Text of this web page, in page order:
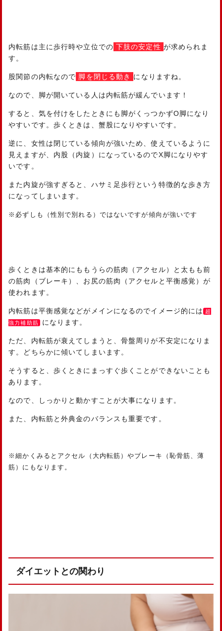
内転筋は主に歩行時や立位での 下肢の安定性 が求められま
す。
股関節の内転なので 脚を閉じる動き になりますね。
なので、脚が開いている人は内転筋が緩んでいます！
すると、気を付けをしたときにも脚がくっつかずО脚になり
やすいです。歩くときは、蟹股になりやすいです。
逆に、女性は閉じている傾向が強いため、使えているように
見えますが、内股（内旋）になっているのでX脚になりやす
いです。
また内旋が強すぎると、ハサミ足歩行という特徴的な歩き方
になってしまいます。
※必ずしも（性別で別れる）ではないですが傾向が強いです
歩くときは基本的にももうらの筋肉（アクセル）と太もも前
の筋肉（ブレーキ）、お尻の筋肉（アクセルと平衡感覚）が
使われます。
内転筋は平衡感覚などがメインになるのでイメージ的には 超
強力補助筋
になります。
ただ、内転筋が衰えてしまうと、骨盤周りが不安定になりま
す。どちらかに傾いてしまいます。
そうすると、歩くときにまっすぐ歩くことができないことも
あります。
なので、しっかりと動かすことが大事になります。
また、内転筋と外典金のバランスも重要です。
※細かくみるとアクセル（大内転筋）やブレーキ（恥骨筋、薄
筋）にもなります。
ダイエットとの関わり